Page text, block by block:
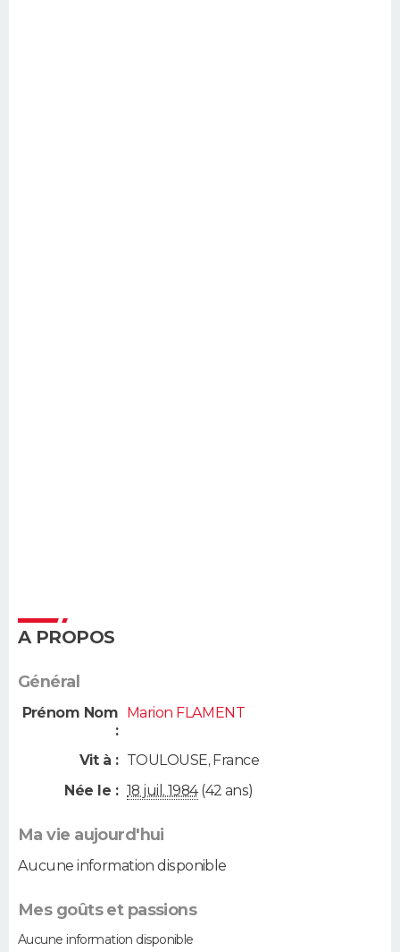
A PROPOS
Général
Prénom Nom
:
Marion FLAMENT
Vit à : TOULOUSE, France
Née le : 18 juil. 1984(42 ans)
Ma vie aujourd'hui
Aucune information disponible
Mes goûts et passions
Aucune information disponible